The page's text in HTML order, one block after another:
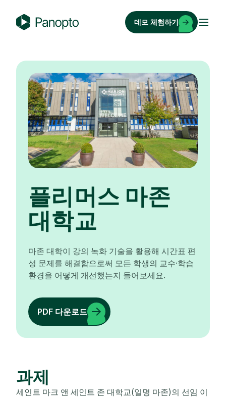
n
데모 체험하기
플리머스 마존
대학교
마존 대학이 강의 녹화 기술을 활용해 시간표 편
성 문제를 해결함으로써 모든 학생의 교수·학습
환경을 어떻게 개선했는지 들어보세요.
PDF 다운로드
과제
세인트 마크 앤 세인트 존 대학교(일명 마존)의 선임 이